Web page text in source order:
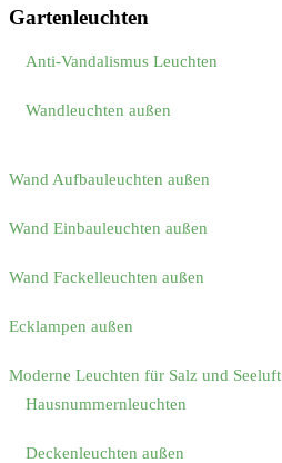
Gartenleuchten
Anti-Vandalismus Leuchten
Wandleuchten außen
Wand Aufbauleuchten außen
Wand Einbauleuchten außen
Wand Fackelleuchten außen
Ecklampen außen
Moderne Leuchten für Salz und Seeluft
Hausnummernleuchten
Deckenleuchten außen